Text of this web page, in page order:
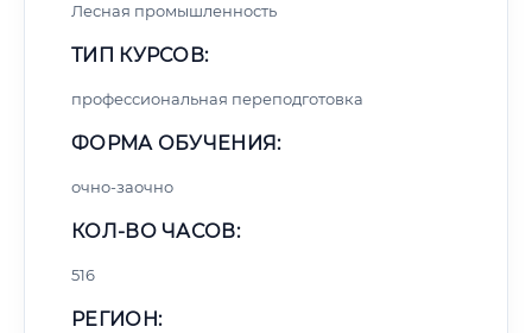
Лесная промышленность
ТИП КУРСОВ:
профессиональная переподготовка
ФОРМА ОБУЧЕНИЯ:
очно-заочно
КОЛ-ВО ЧАСОВ:
516
РЕГИОН: